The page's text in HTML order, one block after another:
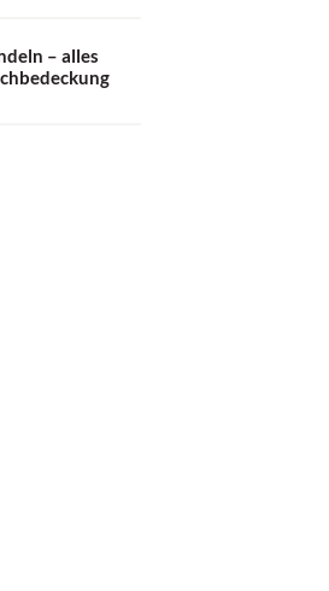
– alles